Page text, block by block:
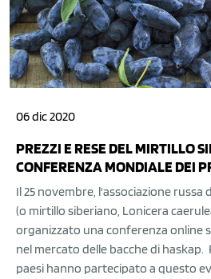
06 dic 2020
PREZZI E RESE DEL MIRTILLO
CONFERENZA MONDIALE DEI
Il 25 novembre, l'associazione
(o mirtillo siberiano, Lonicera
organizzato una conferenza online
nel mercato delle bacche di
paesi hanno partecipato a questo